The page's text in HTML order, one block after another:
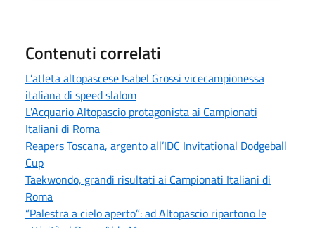
Contenuti correlati
L’atleta altopascese Isabel Grossi vicecampionessa
italiana di speed slalom
L'Acquario Altopascio protagonista ai Campionati
Italiani di Roma
Reapers Toscana, argento all’IDC Invitational Dodgeball
Cup
Taekwondo, grandi risultati ai Campionati Italiani di
Roma
“Palestra a cielo aperto”: ad Altopascio ripartono le